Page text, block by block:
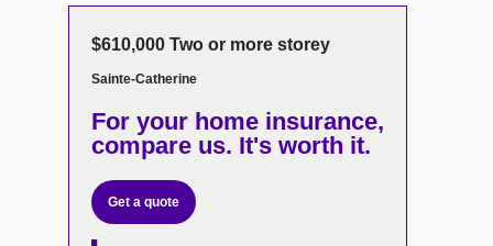
$610,000 Two or more storey
Sainte-Catherine
For your home insurance,
compare us. It's worth it.
Get a quote